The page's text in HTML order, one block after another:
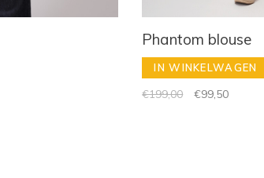
Phantom blouse
IN WINKELWAGEN
€199,00 €99,50